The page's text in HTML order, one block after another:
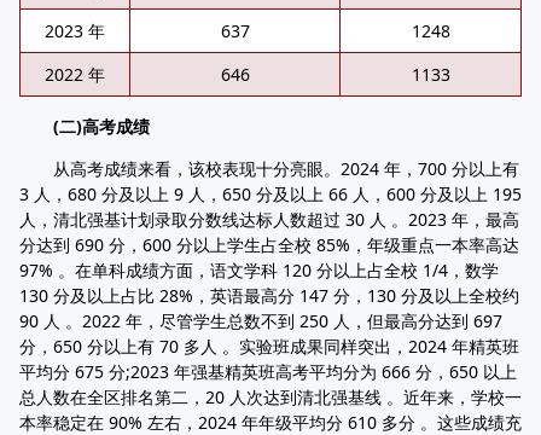
2023 年
637
1248
2022 年
646 1133
(二)高考成绩
从高考成绩来看，该校表现十分亮眼。2024 年，700 分以上有
3 人，680 分及以上 9 人，650 分及以上 66 人，600 分及以上 195
人，清北强基计划录取分数线达标人数超过 30 人 。2023 年，最高
分达到 690 分，600 分以上学生占全校 85%，年级重点一本率高达
97% 。在单科成绩方面，语文学科 120 分以上占全校 1/4，数学
130 分及以上占比 28%，英语最高分 147 分，130 分及以上全校约
90 人 。2022 年，尽管学生总数不到 250 人，但最高分达到 697
分，650 分以上有 70 多人 。实验班成果同样突出，2024 年精英班
平均分 675 分;2023 年强基精英班高考平均分为 666 分，650 以上
总人数在全区排名第二，20 人次达到清北强基线 。近年来，学校一
本率稳定在 90% 左右，2024 年年级平均分 610 多分 。这些成绩充